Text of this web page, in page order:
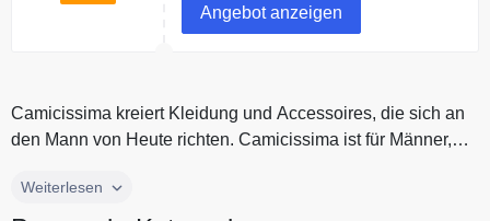
Angebot anzeigen
Camicissima kreiert Kleidung und Accessoires, die sich an
den Mann von Heute richten. Camicissima ist für Männer,
Camicissima kreiert Kleidung und Accessoires, die sich an
Weiterlesen